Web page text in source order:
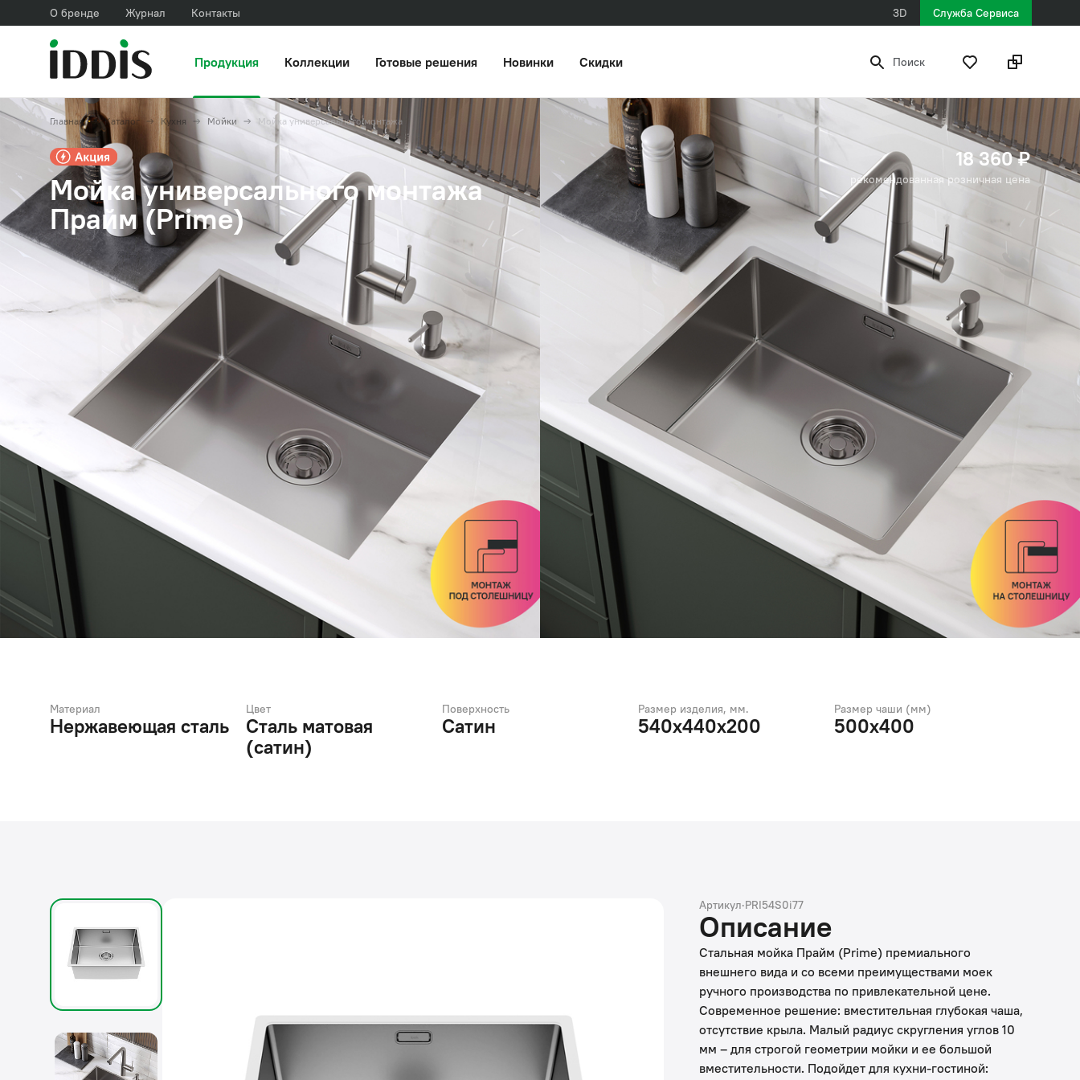
О бренде Журнал Контакты 3D Служба Сервиса
Продукция Коллекции Готовые решения Новинки Скидки Поиск
Главная Каталог Кухня Мойки Мойка универсального монтажа
Мойка универсального монтажа
Прайм (Prime)
18 360 ₽
рекомендованная розничная цена
Материал
Нержавеющая сталь
Цвет
Сталь матовая
(сатин)
Поверхность
Сатин
Размер изделия, мм.
540х440х200
Размер чаши (мм)
500х400
Артикул·PRI54S0i77
Описание
Стальная мойка Прайм (Prime) премиального
внешнего вида и со всеми преимуществами моек
ручного производства по привлекательной цене.
Современное решение: вместительная глубокая чаша,
отсутствие крыла. Малый радиус скругления углов 10
мм – для строгой геометрии мойки и ее большой
вместительности. Подойдет для кухни-гостиной: